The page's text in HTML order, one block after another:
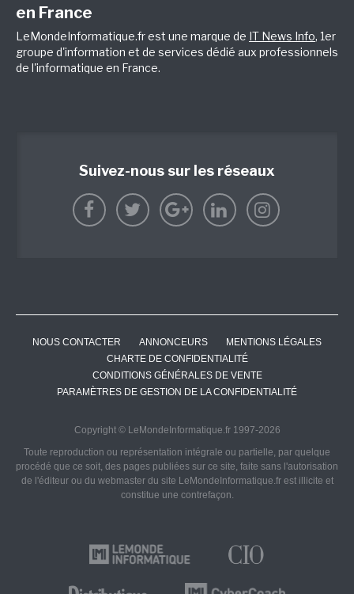
en France
LeMondeInformatique.fr est une marque de IT News Info, 1er
groupe d'information et de services dédié aux professionnels
de l'informatique en France.
Suivez-nous sur les réseaux
NOUS CONTACTER ANNONCEURS
MENTIONS LÉGALES
CHARTE DE CONFIDENTIALITÉ
CONDITIONS GÉNÉRALES DE VENTE
PARAMÈTRES DE GESTION DE LA CONFIDENTIALITÉ
Copyright © LeMondeInformatique.fr 1997-2026
Toute reproduction ou représentation intégrale ou partielle, par quelque
procédé que ce soit, des pages publiées sur ce site, faite sans l'autorisation
de l'éditeur ou du webmaster du site LeMondeInformatique.fr est illicite et
constitue une contrefaçon.